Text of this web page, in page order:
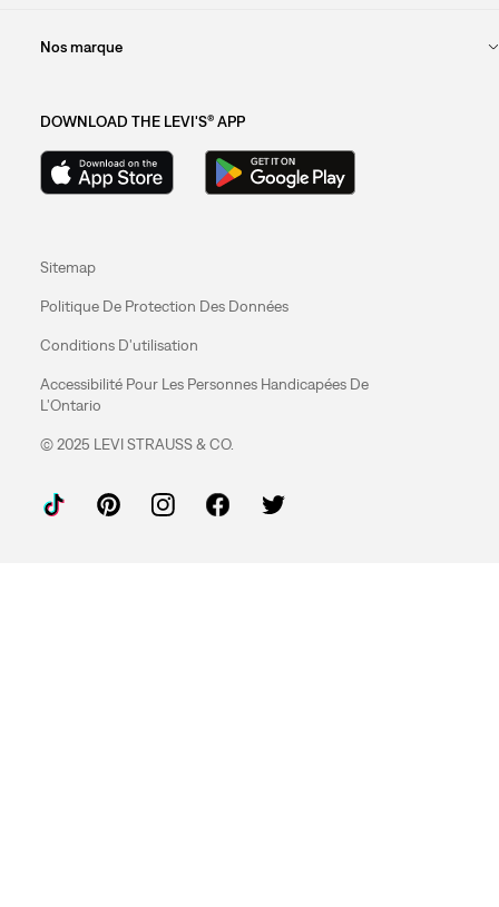
Nos marque
DOWNLOAD THE LEVI'S® APP
Sitemap
Politique De Protection Des Données
Conditions D'utilisation
Accessibilité Pour Les Personnes Handicapées De
L'Ontario
© 2025 LEVI STRAUSS & CO.